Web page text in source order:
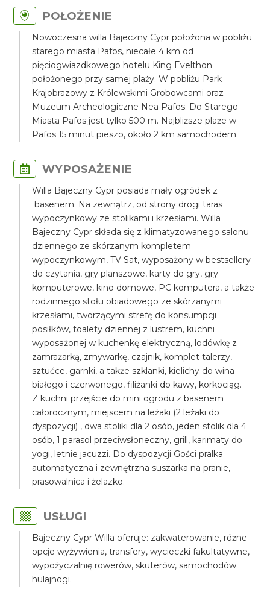
POŁOŻENIE
Nowoczesna willa Bajeczny Cypr położona w pobliżu
starego miasta Pafos, niecałe 4 km od
pięciogwiazdkowego hotelu King Evelthon
położonego przy samej plaży. W pobliżu Park
Krajobrazowy z Królewskimi Grobowcami oraz
Muzeum Archeologiczne Nea Pafos. Do Starego
Miasta Pafos jest tylko 500 m. Najbliższe plaże w
Pafos 15 minut pieszo, około 2 km samochodem.
WYPOSAŻENIE
Willa Bajeczny Cypr posiada mały ogródek z
basenem. Na zewnątrz, od strony drogi taras
wypoczynkowy ze stolikami i krzesłami. Willa
Bajeczny Cypr składa się z klimatyzowanego salonu
dziennego ze skórzanym kompletem
wypoczynkowym, TV Sat, wyposażony w bestsellery
do czytania, gry planszowe, karty do gry, gry
komputerowe, kino domowe, PC komputera, a także
rodzinnego stołu obiadowego ze skórzanymi
krzesłami, tworzącymi strefę do konsumpcji
posiłków, toalety dziennej z lustrem, kuchni
wyposażonej w kuchenkę elektryczną, lodówkę z
zamrażarką, zmywarkę, czajnik, komplet talerzy,
sztućce, garnki, a także szklanki, kielichy do wina
białego i czerwonego, filiżanki do kawy, korkociąg.
Z kuchni przejście do mini ogrodu z basenem
całorocznym, miejscem na leżaki (2 leżaki do
dyspozycji) , dwa stoliki dla 2 osób, jeden stolik dla 4
osób, 1 parasol przeciwsłoneczny, grill, karimaty do
yogi, letnie jacuzzi. Do dyspozycji Gości pralka
automatyczna i zewnętrzna suszarka na pranie,
prasowalnica i żelazko.
USŁUGI
Bajeczny Cypr Willa oferuje: zakwaterowanie, różne
opcje wyżywienia, transfery, wycieczki fakultatywne,
wypożyczalnię rowerów, skuterów, samochodów.
hulajnogi.